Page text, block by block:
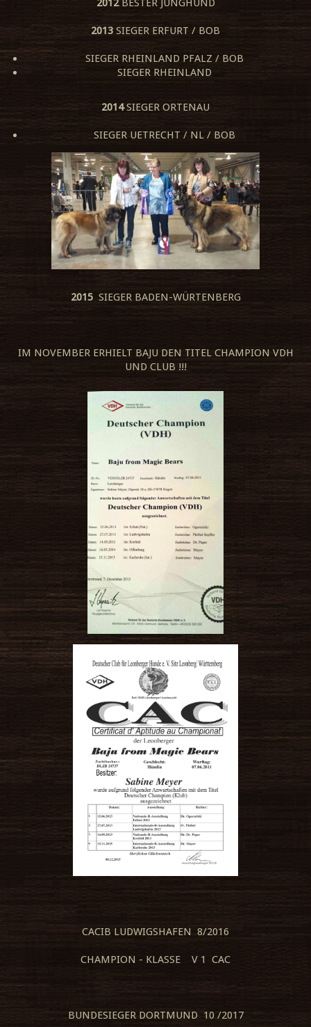
2012BESTER JUNGHUND
2013 SIEGER ERFURT / BOB
SIEGER RHEINLAND PFALZ / BOB
SIEGER RHEINLAND
2014SIEGER ORTENAU
SIEGER UETRECHT / NL / BOB
2015 SIEGER BADEN-WÜRTENBERG
IM NOVEMBER ERHIELT BAJU DEN TITEL CHAMPION VDH
UND CLUB !!!
CACIB LUDWIGSHAFEN 8/2016
CHAMPION - KLASSE V 1 CAC
BUNDESIEGER DORTMUND 10 /2017